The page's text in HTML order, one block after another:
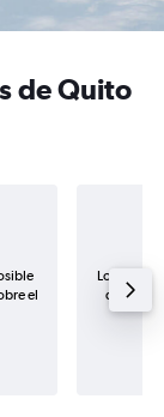
de Quito
el
Los
de